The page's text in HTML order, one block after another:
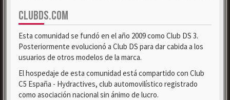
CLUBDS.COM
Esta comunidad se fundó en el año 2009 como Club DS 3.
Posteriormente evolucionó a Club DS para dar cabida a los
usuarios de otros modelos de la marca.
El hospedaje de esta comunidad está compartido con Club
C5 España - Hydractives, club automovilístico registrado
como asociación nacional sin ánimo de lucro.